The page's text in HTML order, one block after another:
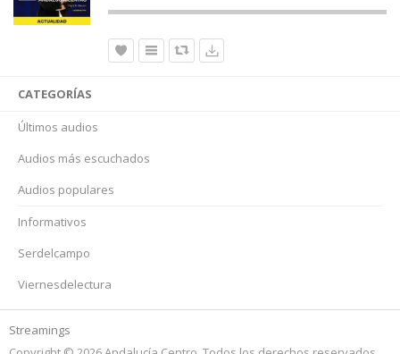
CATEGORÍAS
Últimos audios
Audios más escuchados
Audios populares
Informativos
Serdelcampo
Viernesdelectura
Streamings